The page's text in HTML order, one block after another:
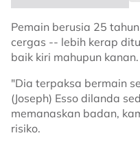
Pemain berusia 25
cergas -- lebih kerap
baik kiri mahupun kanan.
"Dia terpaksa bermain
(Joseph) Esso dilanda
memanaskan badan,
risiko.